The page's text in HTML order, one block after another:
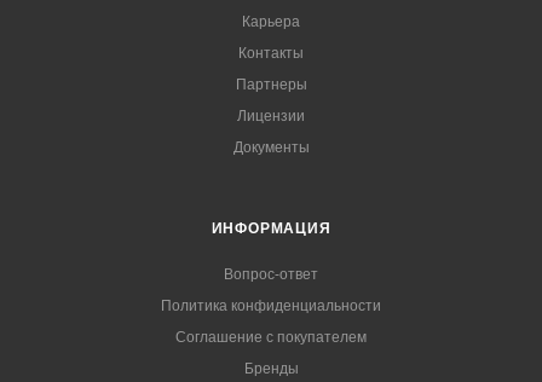
Карьера
Контакты
Партнеры
Лицензии
Документы
ИНФОРМАЦИЯ
Вопрос-ответ
Политика конфиденциальности
Соглашение с покупателем
Бренды